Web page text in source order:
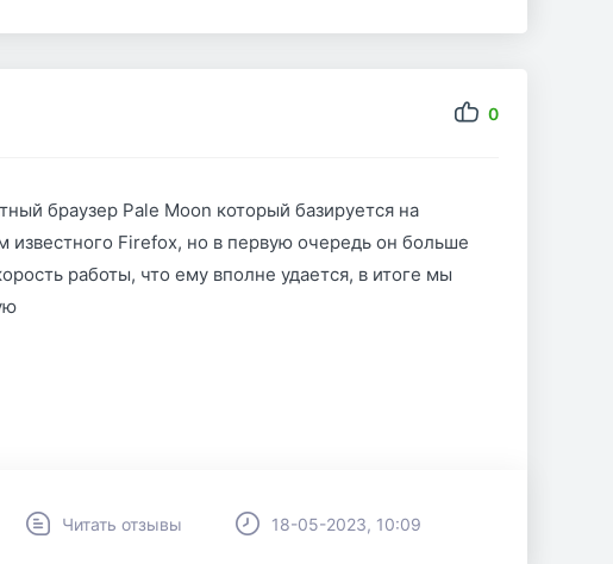
0
браузер Pale Moon который базируется на
известного Firefox, но в первую очередь он больше
работы, что ему вполне удается, в итоге мы
Читать отзывы 18-05-2023, 10:09